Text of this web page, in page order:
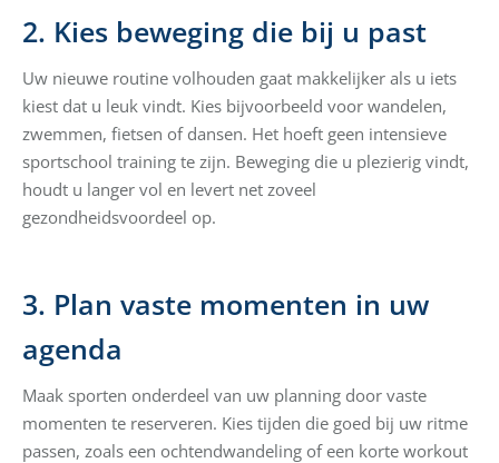
2. Kies beweging die bij u past
Uw nieuwe routine volhouden gaat makkelijker als u iets
kiest dat u leuk vindt. Kies bijvoorbeeld voor wandelen,
zwemmen, fietsen of dansen. Het hoeft geen intensieve
sportschool training te zijn. Beweging die u plezierig vindt,
houdt u langer vol en levert net zoveel
gezondheidsvoordeel op.
3. Plan vaste momenten in uw
agenda
Maak sporten onderdeel van uw planning door vaste
momenten te reserveren. Kies tijden die goed bij uw ritme
passen, zoals een ochtendwandeling of een korte workout